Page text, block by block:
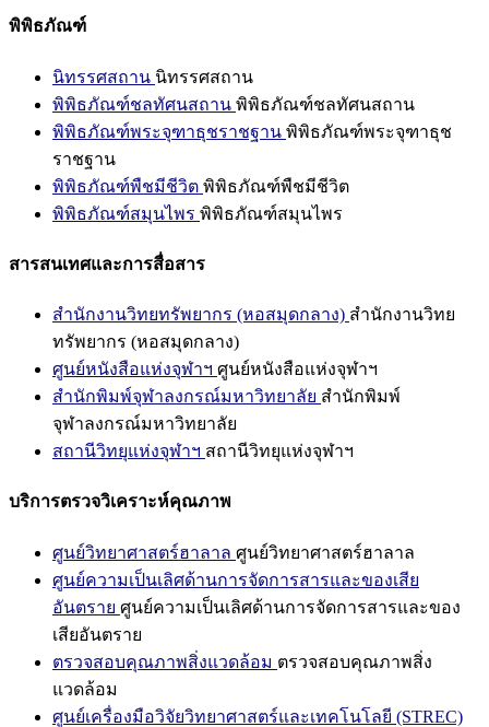
พิพิธภัณฑ์
นิทรรศสถาน นิทรรศสถาน
พิพิธภัณฑ์ชลทัศนสถาน พิพิธภัณฑ์ชลทัศนสถาน
พิพิธภัณฑ์พระจุฑาธุชราชฐาน พิพิธภัณฑ์พระจุฑาธุช
ราชฐาน
พิพิธภัณฑ์พืชมีชีวิต พิพิธภัณฑ์พืชมีชีวิต
พิพิธภัณฑ์สมุนไพร พิพิธภัณฑ์สมุนไพร
สารสนเทศและการสื่อสาร
สำนักงานวิทยทรัพยากร (หอสมุดกลาง) สำนักงานวิทย
ทรัพยากร (หอสมุดกลาง)
ศูนย์หนังสือแห่งจุฬาฯ ศูนย์หนังสือแห่งจุฬาฯ
สำนักพิมพ์จุฬาลงกรณ์มหาวิทยาลัย สำนักพิมพ์
จุฬาลงกรณ์มหาวิทยาลัย
สถานีวิทยุแห่งจุฬาฯ สถานีวิทยุแห่งจุฬาฯ
บริการตรวจวิเคราะห์คุณภาพ
ศูนย์วิทยาศาสตร์ฮาลาล ศูนย์วิทยาศาสตร์ฮาลาล
ศูนย์ความเป็นเลิศด้านการจัดการสารและของเสีย
อันตราย ศูนย์ความเป็นเลิศด้านการจัดการสารและของ
เสียอันตราย
ตรวจสอบคุณภาพสิ่งแวดล้อม ตรวจสอบคุณภาพสิ่ง
แวดล้อม
ศูนย์เครื่องมือวิจัยวิทยาศาสตร์และเทคโนโลยี (STREC)